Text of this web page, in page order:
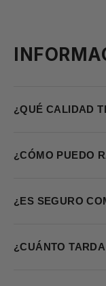
¿QUÉ CALIDAD
¿CÓMO PUEDO
¿ES SEGURO
¿CUÁNTO